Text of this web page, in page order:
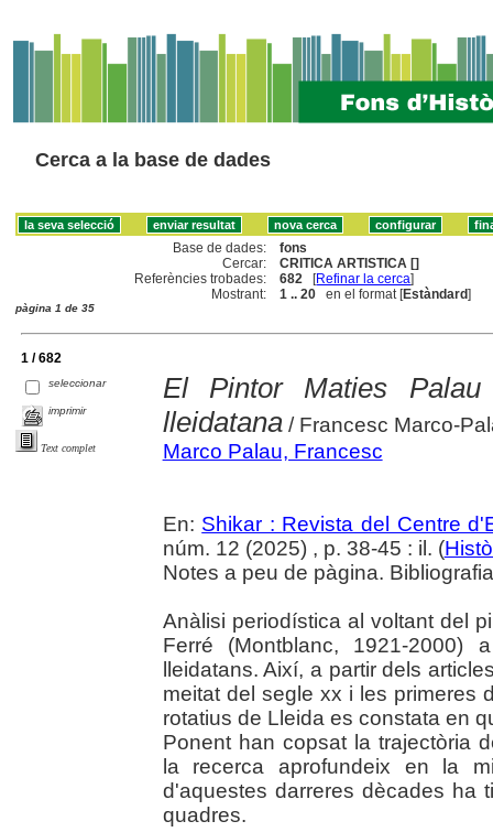
Cerca a la base de dades
Base de dades:
fons
Cercar:
CRITICA ARTISTICA []
Referències trobades:
682 [Refinar la cerca]
Mostrant:
1 .. 20 en el format [Estàndard]
pàgina 1 de 35
1 / 682
seleccionar
imprimir
Text complet
El Pintor Maties
lleidatana/ Francesc Marco-
Marco Palau, Francesc
En: Shikar : Revista del Centre
núm. 12 (2025) , p. 38-45 : il. (
Notes a peu de pàgina.
Anàlisi periodística al voltant del
Ferré (Montblanc, 1921-
lleidatans. Així, a partir dels
meitat del segle xx i les primeres
rotatius de Lleida es constata en
Ponent han copsat la trajectòria
la recerca aprofundeix en la
d'aquestes darreres dècades ha
quadres.